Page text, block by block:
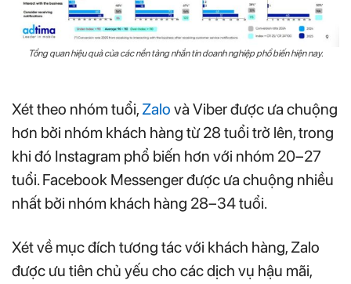
Tổng quan hiệu quả của các nền tảng nhắn tin doanh nghiệp phổ biến hiện nay.
Xét theo nhóm tuổi, Zalo và Viber được ưa chuộng
hơn bởi nhóm khách hàng từ 28 tuổi trở lên, trong
khi đó Instagram phổ biến hơn với nhóm 20–27
tuổi. Facebook Messenger được ưa chuộng nhiều
nhất bởi nhóm khách hàng 28–34 tuổi.
Xét về mục đích tương tác với khách hàng, Zalo
được ưu tiên chủ yếu cho các dịch vụ hậu mãi,